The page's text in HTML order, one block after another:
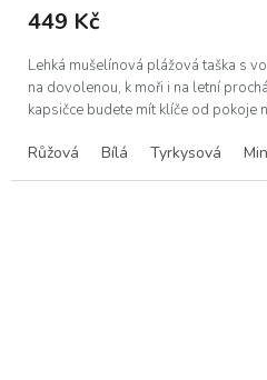
449 Kč
Lehká mušelínová plážová taška s
na dovolenou, k moři i na letní
kapsičce budete mít klíče od pokoje
Růžová Bílá Tyrkysová